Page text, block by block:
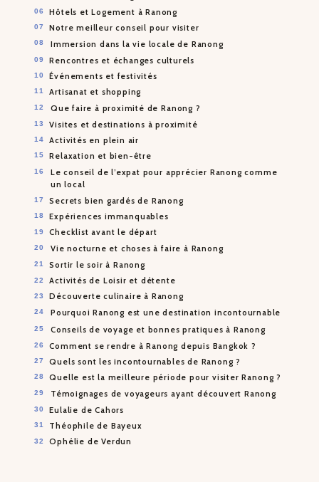
Hôtels et Logement à Ranong
Notre meilleur conseil pour visiter
Immersion dans la vie locale de Ranong
Rencontres et échanges culturels
Événements et festivités
Artisanat et shopping
Que faire à proximité de Ranong ?
Visites et destinations à proximité
Activités en plein air
Relaxation et bien-être
Le conseil de l’expat pour apprécier Ranong comme
un local
Secrets bien gardés de Ranong
Expériences immanquables
Checklist avant le départ
Vie nocturne et choses à faire à Ranong
Sortir le soir à Ranong
Activités de Loisir et détente
Découverte culinaire à Ranong
Pourquoi Ranong est une destination incontournable
Conseils de voyage et bonnes pratiques à Ranong
Comment se rendre à Ranong depuis Bangkok ?
Quels sont les incontournables de Ranong ?
Quelle est la meilleure période pour visiter Ranong ?
Témoignages de voyageurs ayant découvert Ranong
Eulalie de Cahors
Théophile de Bayeux
Ophélie de Verdun